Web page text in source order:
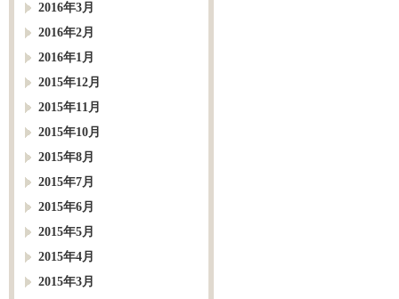
2016年3月
2016年2月
2016年1月
2015年12月
2015年11月
2015年10月
2015年8月
2015年7月
2015年6月
2015年5月
2015年4月
2015年3月